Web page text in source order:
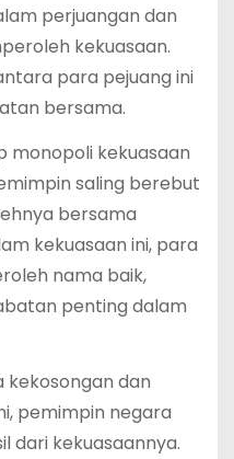
perjuangan dan
kekuasaan.
para pejuang ini
bersama.
monopoli kekuasaan
saling berebut
bersama
kekuasaan ini, para
nama baik,
penting dalam
kekosongan dan
pemimpin negara
dari kekuasaannya.